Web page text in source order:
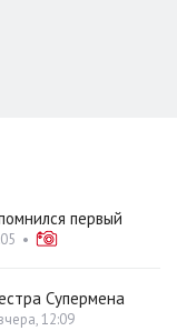
первый
•
Супермена
12:09